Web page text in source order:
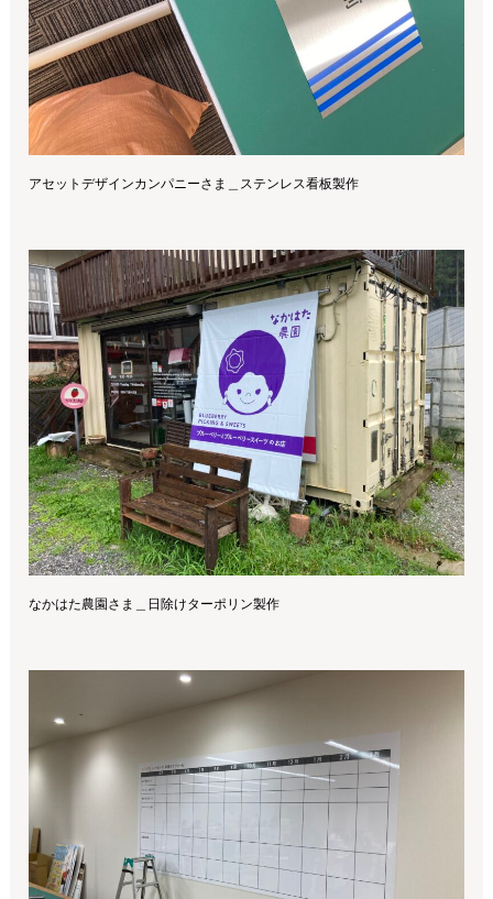
アセットデザインカンパニーさま＿ステンレス看板製作
なかはた農園さま＿日除けターポリン製作